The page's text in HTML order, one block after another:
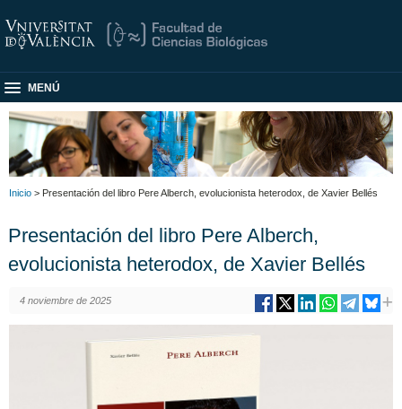
MENÚ
Inicio > Presentación del libro Pere Alberch, evolucionista heterodox, de Xavier Bellés
Presentación del libro Pere Alberch,
evolucionista heterodox, de Xavier Bellés
4 noviembre de 2025